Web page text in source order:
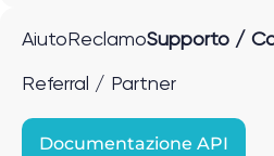
Aiuto ReclamoSupporto /
Referral / Partner
Documentazione API